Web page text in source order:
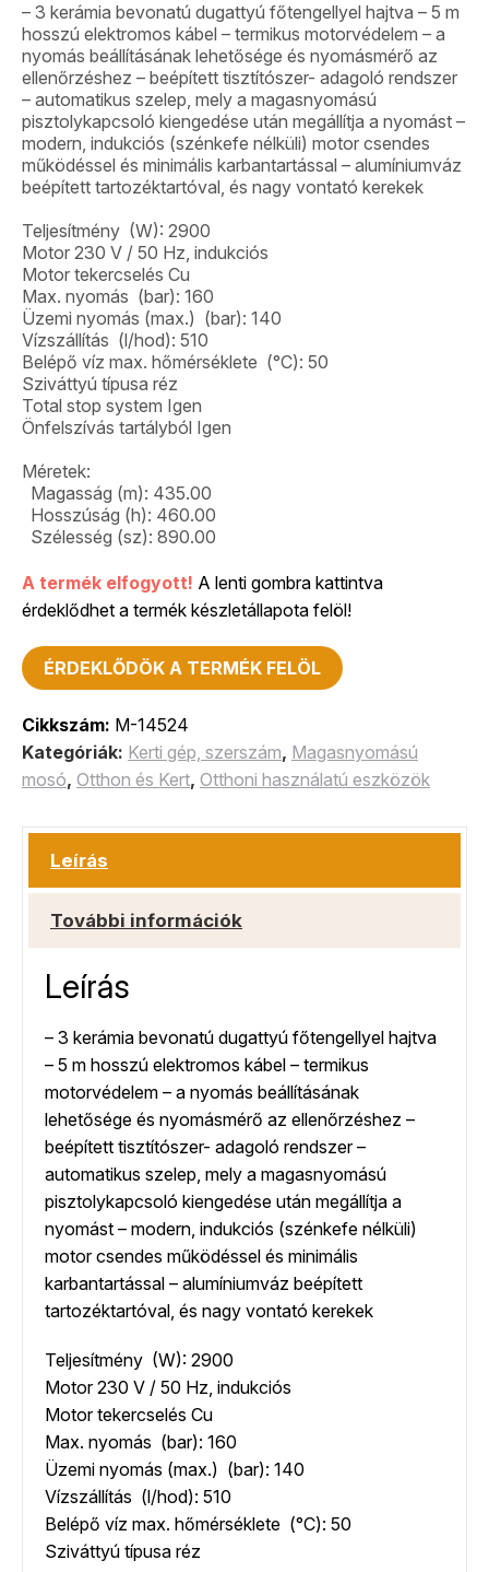
– 3 kerámia bevonatú dugattyú főtengellyel hajtva – 5 m
hosszú elektromos kábel – termikus motorvédelem – a
nyomás beállításának lehetősége és nyomásmérő az
ellenőrzéshez – beépített tisztítószer- adagoló rendszer
– automatikus szelep, mely a magasnyomású
pisztolykapcsoló kiengedése után megállítja a nyomást –
modern, indukciós (szénkefe nélküli) motor csendes
működéssel és minimális karbantartással – alumíniumváz
beépített tartozéktartóval, és nagy vontató kerekek
Teljesítmény (W): 2900
Motor 230 V / 50 Hz, indukciós
Motor tekercselés Cu
Max. nyomás (bar): 160
Üzemi nyomás (max.) (bar): 140
Vízszállítás (l/hod): 510
Belépő víz max. hőmérséklete (°C): 50
Sziváttyú típusa réz
Total stop system Igen
Önfelszívás tartályból Igen
Méretek:
Magasság (m): 435.00
Hosszúság (h): 460.00
Szélesség (sz): 890.00
A termék elfogyott! A lenti gombra kattintva
érdeklődhet a termék készletállapota felöl!
ÉRDEKLŐDÖK A TERMÉK FELÖL
Cikkszám: M-14524
Kategóriák: Kerti gép, szerszám, Magasnyomású
mosó, Otthon és Kert, Otthoni használatú eszközök
Leírás
További információk
Leírás
– 3 kerámia bevonatú dugattyú főtengellyel hajtva
– 5 m hosszú elektromos kábel – termikus
motorvédelem – a nyomás beállításának
lehetősége és nyomásmérő az ellenőrzéshez –
beépített tisztítószer- adagoló rendszer –
automatikus szelep, mely a magasnyomású
pisztolykapcsoló kiengedése után megállítja a
nyomást – modern, indukciós (szénkefe nélküli)
motor csendes működéssel és minimális
karbantartással – alumíniumváz beépített
tartozéktartóval, és nagy vontató kerekek
Teljesítmény (W): 2900
Motor 230 V / 50 Hz, indukciós
Motor tekercselés Cu
Max. nyomás (bar): 160
Üzemi nyomás (max.) (bar): 140
Vízszállítás (l/hod): 510
Belépő víz max. hőmérséklete (°C): 50
Sziváttyú típusa réz